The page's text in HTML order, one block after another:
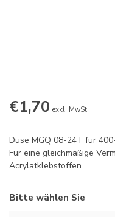
€1,70 exkl. MwSt.
Düse MGQ 08-24T für
Für eine gleichmäßige
Acrylatklebstoffen.
Bitte wählen Sie